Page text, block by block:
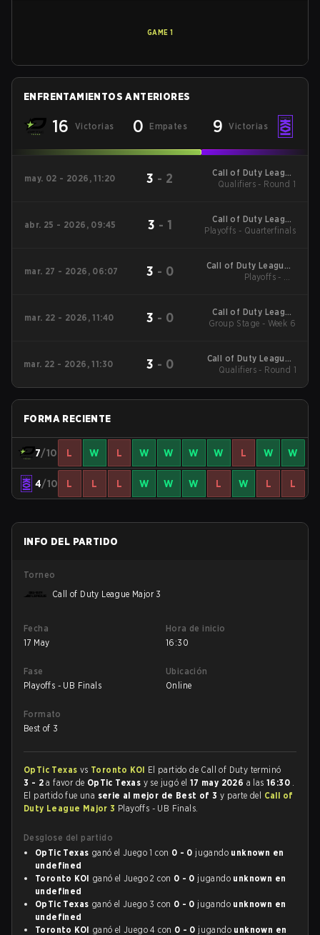
GAME 1
ENFRENTAMIENTOS ANTERIORES
16 Victorias 0 Empates 9 Victorias
may. 02 - 2026, 11:20 3 - 2
Call of Duty League
Stage 3 Major
Qualifiers - Round 1
abr. 25 - 2026, 09:45 3 - 1
Call of Duty League
Stage 3 Minor
Playoffs - Quarterfinals
mar. 27 - 2026, 06:07 3 - 0
Call of Duty League -
Call of Duty League
Playoffs - UB
mar. 22 - 2026, 11:40 3 - 0
Call of Duty League
2026 Regular Season
Group Stage - Week 6
mar. 22 - 2026, 11:30 3 - 0
Call of Duty League -
Call of Duty League
Qualifiers - Round 1
FORMA RECIENTE
7/10 L W L W W W W L W W
4/10 L L L W W W L W L L
INFO DEL PARTIDO
Torneo
Call of Duty League Major 3
Fecha
17 May
Hora de inicio
16:30
Fase
Playoffs - UB Finals
Ubicación
Online
Formato
Best of 3
OpTic Texas vs Toronto KOI El partido de Call of Duty terminó
3 - 2 a favor de OpTic Texas y se jugó el 17 may 2026 a las16:30 .
El partido fue una serie al mejor de Best of 3 y parte del Call of
Duty League Major 3 Playoffs - UB Finals.
Desglose del partido
OpTic Texas ganó el Juego 1 con 0 - 0 jugando unknown en
undefined
Toronto KOI ganó el Juego 2 con 0 - 0 jugando unknown en
undefined
OpTic Texas ganó el Juego 3 con 0 - 0 jugando unknown en
undefined
Toronto KOI ganó el Juego 4 con 0 - 0 jugando unknown en